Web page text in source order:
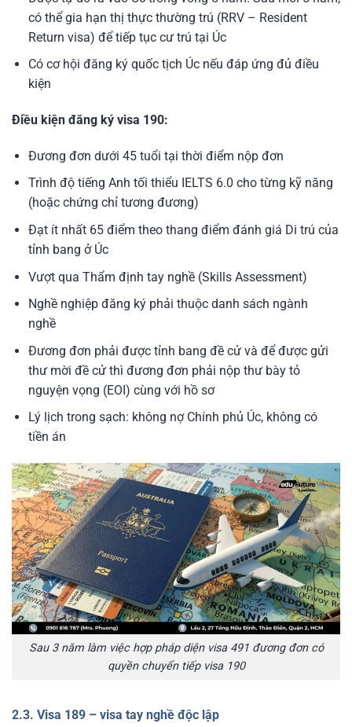
có thể gia hạn thị thực thường trú (RRV – Resident
Return visa) để tiếp tục cư trú tại Úc
Có cơ hội đăng ký quốc tịch Úc nếu đáp ứng đủ điều
kiện
Điều kiện đăng ký visa 190:
Đương đơn dưới 45 tuổi tại thời điểm nộp đơn
Trình độ tiếng Anh tối thiểu IELTS 6.0 cho từng kỹ năng
(hoặc chứng chỉ tương đương)
Đạt ít nhất 65 điểm theo thang điểm đánh giá Di trú của
tỉnh bang ở Úc
Vượt qua Thẩm định tay nghề (Skills Assessment)
Nghề nghiệp đăng ký phải thuộc danh sách ngành
nghề
Đương đơn phải được tỉnh bang đề cử và để được gửi
thư mời đề cử thì đương đơn phải nộp thư bày tỏ
nguyện vọng (EOI) cùng với hồ sơ
Lý lịch trong sạch: không nợ Chính phủ Úc, không có
tiền án
Sau 3 năm làm việc hợp pháp diện visa 491 đương đơn có
quyền chuyển tiếp visa 190
2.3. Visa 189 – visa tay nghề độc lập